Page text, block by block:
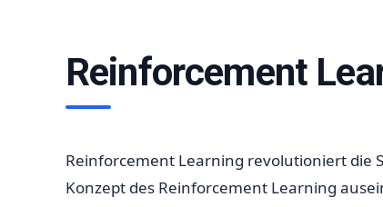
Reinforcement
Reinforcement Learning revolutioniert die
Konzept des Reinforcement Learning